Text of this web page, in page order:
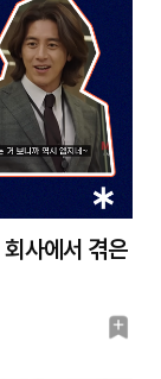
사에서 겪은
북